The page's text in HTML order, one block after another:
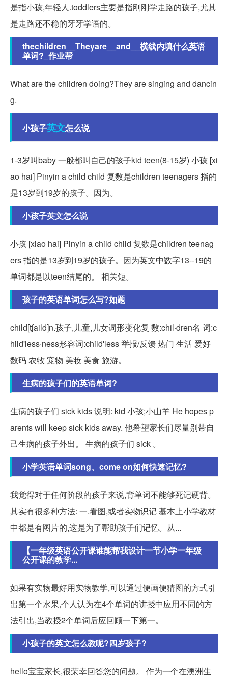
是指小孩,年轻人.toddlers主要是指刚刚学走路的孩子,尤其
是走路还不稳的牙牙学语的。
thechildren__Theyare__and__横线内填什么英语
单词?_作业帮
What are the children doing?They are singing and dancin
g.
小孩子英文怎么说
1-3岁叫baby 一般都叫自己的孩子kid teen(8-15岁) 小孩 [xi
ao hai] Pinyin a child child 复数是children teenagers 指的
是13岁到19岁的孩子。因为。
小孩子英文怎么说
小孩 [xiao hai] Pinyin a child child 复数是children teenag
ers 指的是13岁到19岁的孩子。因为英文中数字13--19的
单词都是以teen结尾的。 相关短。
孩子的英语单词怎么写?如题
child[tʃaild]n.孩子,儿童,儿女词形变化复 数:chil·dren名 词:c
hild'less·ness形容词:child'less 举报/反馈 热门 生活 爱好
数码 农牧 宠物 美妆 美食 旅游。
生病的孩子们的英语单词?
生病的孩子们 sick kids 说明: kid 小孩;小山羊 He hopes p
arents will keep sick kids away. 他希望家长们尽量别带自
己生病的孩子外出。 生病的孩子们 sick 。
小学英语单词song、come on如何快速记忆?
我觉得对于任何阶段的孩子来说,背单词不能够死记硬背。
其实有很多种方法: 一.看图,或者实物识记 基本上小学教材
中都是有图片的,这是为了帮助孩子们记忆。从...
【一年级英语公开课谁能帮我设计一节小学一年级
公开课的教学...
如果有实物最好用实物教学,可以通过便画便猜图的方式引
出第一个水果,个人认为在4个单词的讲授中应用不同的方
法引出,当教授2个单词后应回顾一下第一。
小孩子的英文怎么教呢?四岁孩子?
hello宝宝家长,很荣幸回答您的问题。 作为一个在澳洲生